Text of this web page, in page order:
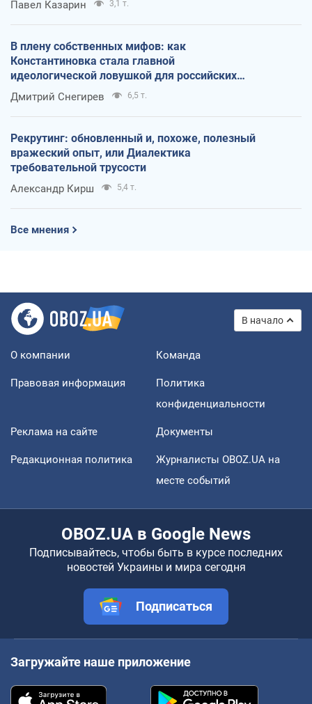
Павел Казарин 3,1 т.
В плену собственных мифов: как
Константиновка стала главной
идеологической ловушкой для российских
оккупантов
Дмитрий Снегирев 6,5 т.
Рекрутинг: обновленный и, похоже, полезный
вражеский опыт, или Диалектика
требовательной трусости
Александр Кирш 5,4 т.
Все мнения
В начало
О компании Команда
Правовая информация
Политика
конфиденциальности
Реклама на сайте Документы
Редакционная политика
Журналисты OBOZ.UA на
месте событий
OBOZ.UA в Google News
Подписывайтесь, чтобы быть в курсе последних
новостей Украины и мира сегодня
Подписаться
Загружайте наше приложение